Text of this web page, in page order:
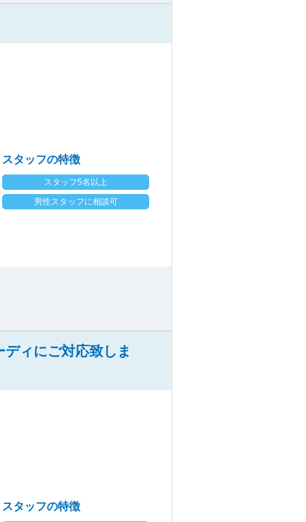
スタッフの特徴
スタッフ5名以上
男性スタッフに相談可
ィにご対応致しま
スタッフの特徴